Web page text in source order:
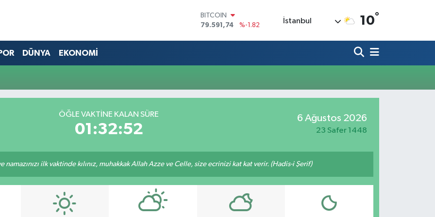
BITCOIN
79.591,74
%-1.82
53,38690
%0.19
İstanbul 10°
DÜNYA EKONOMİ
ÖĞLE VAKTİNE KALAN SÜRE
01:32:52
6 Ağustos 2026
23 Safer 1448
namazınızı ilk vaktinde kılınız, muhakkak Allah Azze ve Celle, size ecrinizi kat kat verir. (Hadis-i Şerif)